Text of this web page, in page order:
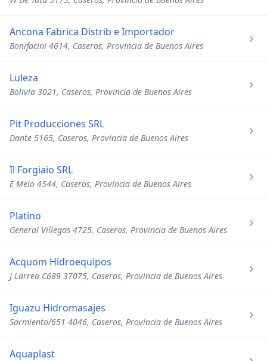
Ancona Fabrica Distrib e Importador
Bonifacini 4614, Caseros, Provincia de Buenos Aires
Luleza
Bolivia 3021, Caseros, Provincia de Buenos Aires
Pit Producciones SRL
Dante 5165, Caseros, Provincia de Buenos Aires
Il Forgiaio SRL
E Melo 4544, Caseros, Provincia de Buenos Aires
Platino
General Villegas 4725, Caseros, Provincia de Buenos Aires
Acquom Hidroequipos
J Larrea C689 37075, Caseros, Provincia de Buenos Aires
Iguazu Hidromasajes
Sarmiento/651 4046, Caseros, Provincia de Buenos Aires
Aquaplast